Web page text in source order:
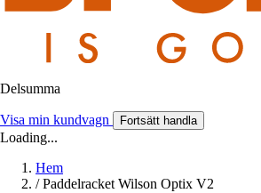
Delsumma
Visa min kundvagn Fortsätt handla
Loading...
Hem
/ Paddelracket Wilson Optix V2